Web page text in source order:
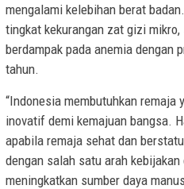
mengalami kelebihan berat
tingkat kekurangan zat gizi
berdampak pada anemia dengan
tahun.
“Indonesia membutuhkan
inovatif demi kemajuan bangsa.
apabila remaja sehat dan
dengan salah satu arah
meningkatkan sumber daya